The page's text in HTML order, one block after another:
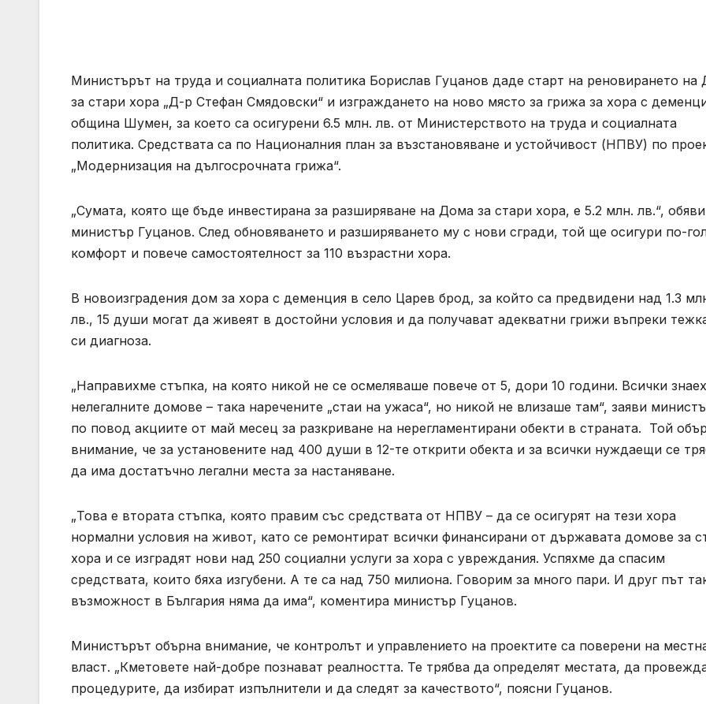
Министърът на труда и социалната политика Борислав Гуцанов даде старт на реновирането на
за стари хора „Д-р Стефан Смядовски“ и изграждането на ново място за грижа за хора с
община Шумен, за което са осигурени 6.5 млн. лв. от Министерството на труда и социалната
политика. Средствата са по Националния план за възстановяване и устойчивост (НПВУ) по
„Модернизация на дългосрочната грижа“.
„Сумата, която ще бъде инвестирана за разширяване на Дома за стари хора, е 5.2 млн. лв.“, обяви
министър Гуцанов. След обновяването и разширяването му с нови сгради, той ще осигури по-
комфорт и повече самостоятелност за 110 възрастни хора.
В новоизградения дом за хора с деменция в село Царев брод, за който са предвидени над 1.3
лв., 15 души могат да живеят в достойни условия и да получават адекватни грижи въпреки
си диагноза.
„Направихме стъпка, на която никой не се осмеляваше повече от 5, дори 10 години. Всички
нелегалните домове – така наречените „стаи на ужаса“, но никой не влизаше там“, заяви
по повод акциите от май месец за разкриване на нерегламентирани обекти в страната. Той
внимание, че за установените над 400 души в 12-те открити обекта и за всички нуждаещи се
да има достатъчно легални места за настаняване.
„Това е втората стъпка, която правим със средствата от НПВУ – да се осигурят на тези хора
нормални условия на живот, като се ремонтират всички финансирани от държавата домове за
хора и се изградят нови над 250 социални услуги за хора с увреждания. Успяхме да спасим
средствата, които бяха изгубени. А те са над 750 милиона. Говорим за много пари. И друг път
възможност в България няма да има“, коментира министър Гуцанов.
Министърът обърна внимание, че контролът и управлението на проектите са поверени на
власт. „Кметовете най-добре познават реалността. Те трябва да определят местата, да
процедурите, да избират изпълнители и да следят за качеството“, поясни Гуцанов.